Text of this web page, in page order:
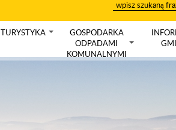
wpisz
szukany
tekst
TURYSTYKA
GOSPODARKA
ODPADAMI
KOMUNALNYMI